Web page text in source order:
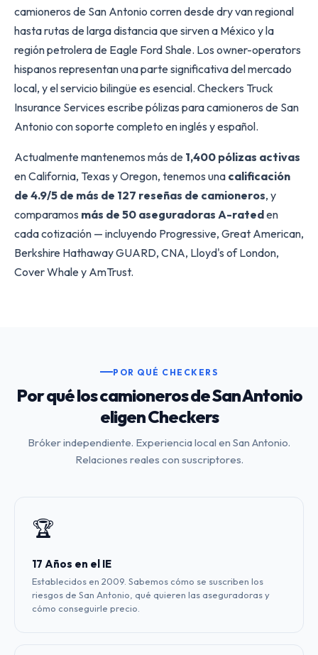
camioneros de San Antonio corren desde dry van regional
hasta rutas de larga distancia que sirven a México y la
región petrolera de Eagle Ford Shale. Los owner-operators
hispanos representan una parte significativa del mercado
local, y el servicio bilingüe es esencial. Checkers Truck
Insurance Services escribe pólizas para camioneros de San
Antonio con soporte completo en inglés y español.
Actualmente mantenemos más de 1,400 pólizas activas
en California, Texas y Oregon, tenemos una calificación
de 4.9/5 de más de 127 reseñas de camioneros, y
comparamos más de 50 aseguradoras A-rateden
cada cotización — incluyendo Progressive, Great American,
Berkshire Hathaway GUARD, CNA, Lloyd's of London,
Cover Whale y AmTrust.
POR QUÉ CHECKERS
Por qué los camioneros de San Antonio
eligen Checkers
Bróker independiente. Experiencia local en San Antonio.
Relaciones reales con suscriptores.
🏆
17 Años en el IE
Establecidos en 2009. Sabemos cómo se suscriben los
riesgos de San Antonio, qué quieren las aseguradoras y
cómo conseguirle precio.